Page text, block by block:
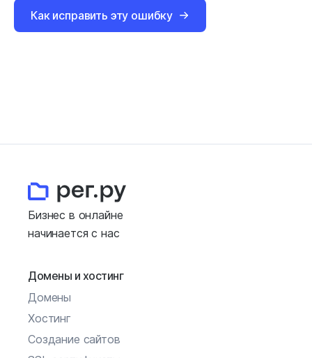
Как исправить эту ошибку
Бизнес в онлайне
начинается с нас
Домены и хостинг
Домены
Хостинг
Создание сайтов